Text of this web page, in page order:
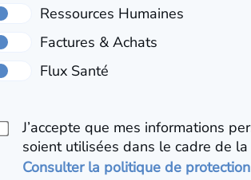
J’accepte que mes informations
soient utilisées dans le cadre de
Consulter la politique de